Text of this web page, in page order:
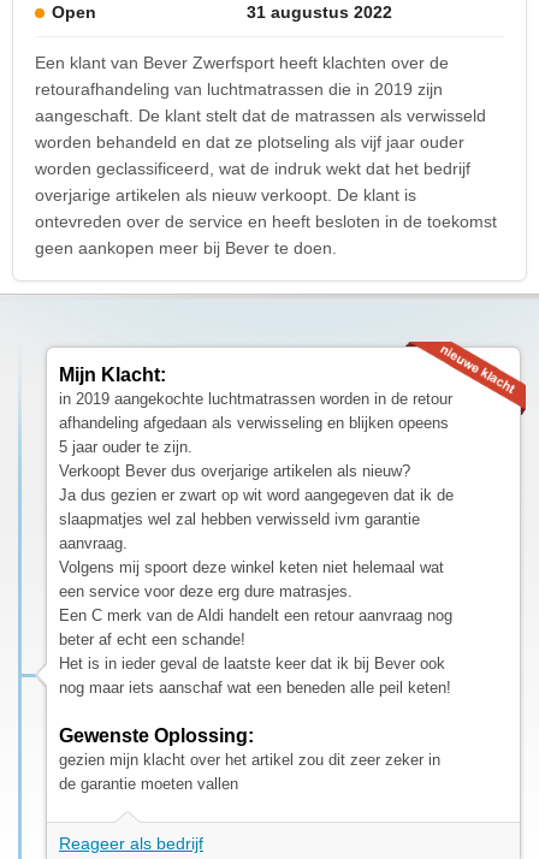
Open 31 augustus 2022
Een klant van Bever Zwerfsport heeft klachten over de
retourafhandeling van luchtmatrassen die in 2019 zijn
aangeschaft. De klant stelt dat de matrassen als verwisseld
worden behandeld en dat ze plotseling als vijf jaar ouder
worden geclassificeerd, wat de indruk wekt dat het bedrijf
overjarige artikelen als nieuw verkoopt. De klant is
ontevreden over de service en heeft besloten in de toekomst
geen aankopen meer bij Bever te doen.
Mijn Klacht:
in 2019 aangekochte luchtmatrassen worden in de retour
afhandeling afgedaan als verwisseling en blijken opeens
5 jaar ouder te zijn.
Verkoopt Bever dus overjarige artikelen als nieuw?
Ja dus gezien er zwart op wit word aangegeven dat ik de
slaapmatjes wel zal hebben verwisseld ivm garantie
aanvraag.
Volgens mij spoort deze winkel keten niet helemaal wat
een service voor deze erg dure matrasjes.
Een C merk van de Aldi handelt een retour aanvraag nog
beter af echt een schande!
Het is in ieder geval de laatste keer dat ik bij Bever ook
nog maar iets aanschaf wat een beneden alle peil keten!
Gewenste Oplossing:
gezien mijn klacht over het artikel zou dit zeer zeker in
de garantie moeten vallen
Reageer als bedrijf